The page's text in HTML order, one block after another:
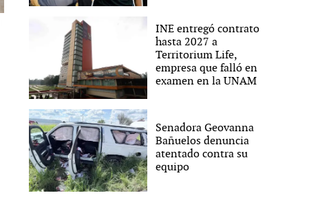
INE entregó contrato
hasta 2027 a
Territorium Life,
empresa que falló en
examen en la UNAM
Senadora Geovanna
Bañuelos denuncia
atentado contra su
equipo